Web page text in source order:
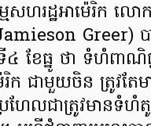
សហរដ្ឋអាម៉េរិក លោក
Greer) ប
៤ ខែធ្នូ ថា ទំហំពាណិជ្
ក ជាមួយចិន ត្រូវតែម
ហែលជាត្រូវមានទំហំ